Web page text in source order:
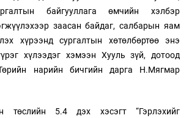
байгууллага өмчийн хэлбэр
заасан байдаг, салбарын яам
хүрээнд сургалтын хөтөлбөртөө энэ
хүлээдэг хэмээн Хууль зүй, дотоод
нарийн бичгийн дарга Н.Мягмар
төслийн 5.4 дэх хэсэгт “Гэрлэхийг